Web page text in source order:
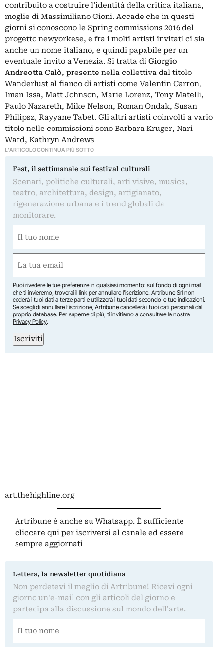
contribuito a costruire l’identità della critica italiana,
moglie di Massimiliano Gioni. Accade che in questi
giorni si conoscono le Spring commissions 2016 del
progetto newyorkese, e fra i molti artisti invitati ci sia
anche un nome italiano, e quindi papabile per un
eventuale invito a Venezia. Si tratta di Giorgio
Andreotta Calò, presente nella collettiva dal titolo
Wanderlust al fianco di artisti come Valentin Carron,
Iman Issa, Matt Johnson, Marie Lorenz, Tony Matelli,
Paulo Nazareth, Mike Nelson, Roman Ondak, Susan
Philipsz, Rayyane Tabet. Gli altri artisti coinvolti a vario
titolo nelle commissioni sono Barbara Kruger, Nari
Ward, Kathryn Andrews
L'ARTICOLO CONTINUA PIÙ SOTTO
Fest, il settimanale sui festival culturali
Scenari, politiche culturali, arti visive, musica,
teatro, architettura, design, artigianato,
rigenerazione urbana e i trend globali da
monitorare.
(Obbligatorio)
Nome
(Obbligatorio)
Puoi rivedere le tue preferenze in qualsiasi momento: sul fondo di ogni mail
che ti invieremo, troverai il link per annullare l’iscrizione. Artribune Srl non
cederà i tuoi dati a terze parti e utilizzerà i tuoi dati secondo le tue indicazioni.
Se scegli di annullare l’iscrizione, Artribune cancellerà i tuoi dati personali dal
proprio database. Per saperne di più, ti invitiamo a consultare la nostra
Privacy Policy.
Iscriviti
art.thehighline.org
Artribune è anche su Whatsapp. È sufficiente
cliccare qui per iscriversi al canale ed essere
sempre aggiornati
Lettera, la newsletter quotidiana
Non perdetevi il meglio di Artribune! Ricevi ogni
giorno un'e-mail con gli articoli del giorno e
partecipa alla discussione sul mondo dell'arte.
(Obbligatorio)